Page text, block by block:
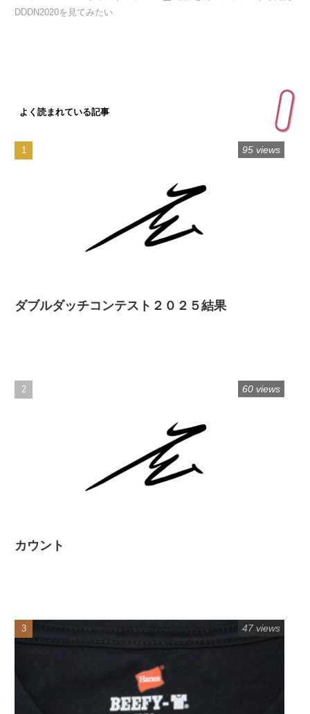
DDDN2020を見てみたい
よく読まれている記事
ダブルダッチコンテスト２０２５結果
95 views
カウント
60 views
47 views